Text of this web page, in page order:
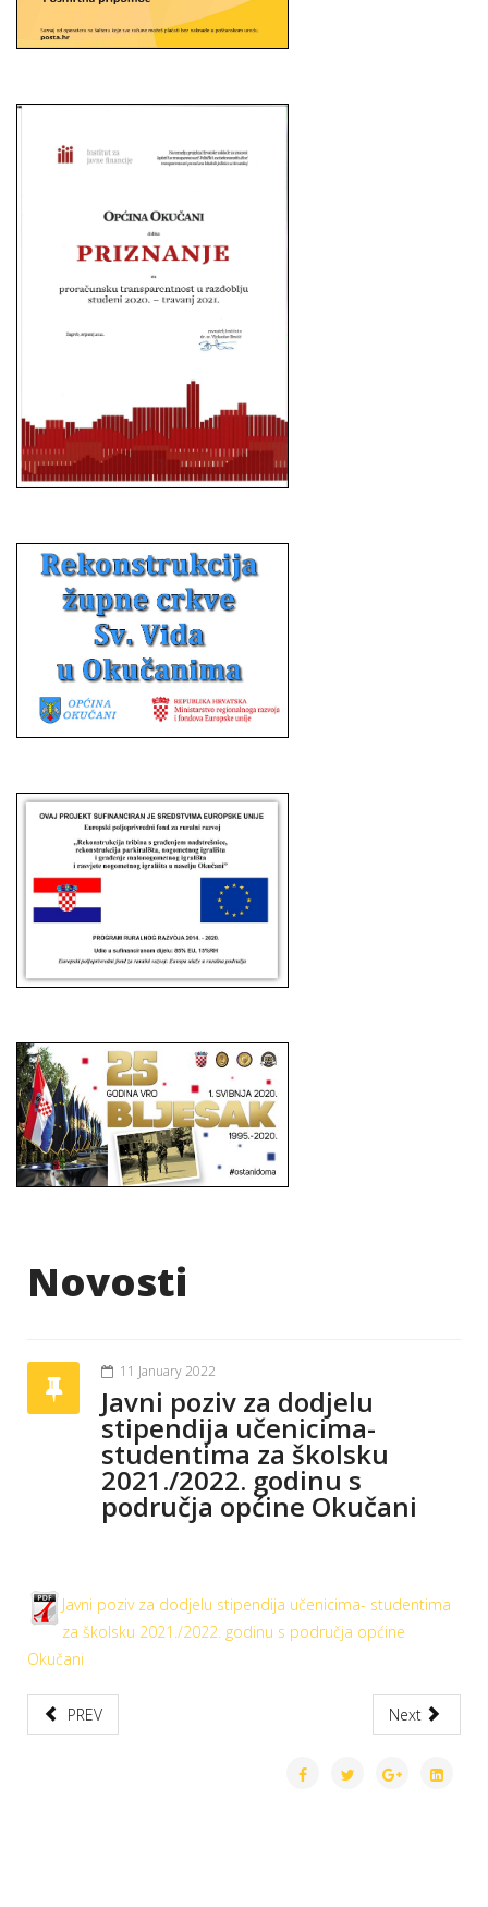
Novosti
11 January 2022
Javni poziv za dodjelu
stipendija učenicima-
studentima za školsku
2021./2022. godinu s
područja općine Okučani
Javni poziv za dodjelu stipendija učenicima- studentima
za školsku 2021./2022. godinu s područja općine
Okučani
PREV Next